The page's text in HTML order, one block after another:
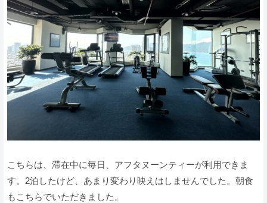
こちらは、滞在中に毎日、アフタヌーンティーが利用できま
す。2泊したけど、あまり変わり映えはしませんでした。朝食
もこちらでいただきました。